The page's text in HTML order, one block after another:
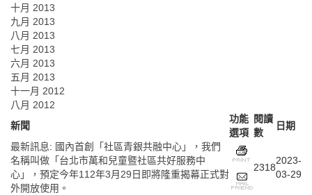
十月 2013
九月 2013
八月 2013
七月 2013
六月 2013
五月 2013
十一月 2012
八月 2012
新聞
功能
選項
閱讀
數
日期
最新訊息: 國內首創「社區青銀共融中心」，我們
名稱叫做「台北市萬和兒童暨社區共好服務中
心」，預定今年112年3月29日即將隆重揭幕正式對
外開放使用。
2318
2023-
03-29